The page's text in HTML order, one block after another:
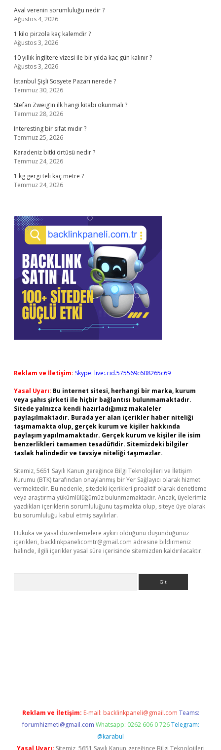
Aval verenin sorumluluğu nedir ?
Ağustos 4, 2026
1 kilo pirzola kaç kalemdir ?
Ağustos 3, 2026
10 yıllık İngiltere vizesi ile bir yılda kaç gün kalınır ?
Ağustos 3, 2026
İstanbul Şişli Sosyete Pazarı nerede ?
Temmuz 30, 2026
Stefan Zweig’in ilk hangi kitabı okunmalı ?
Temmuz 28, 2026
Interesting bir sıfat mıdır ?
Temmuz 25, 2026
Karadeniz bitki örtüsü nedir ?
Temmuz 24, 2026
1 kg gergi teli kaç metre ?
Temmuz 24, 2026
Reklam ve İletişim: Skype: live:.cid.575569c608265c69
Yasal Uyarı: Bu internet sitesi, herhangi bir marka, kurum
veya şahıs şirketi ile hiçbir bağlantısı bulunmamaktadır.
Sitede yalnızca kendi hazırladığımız makaleler
paylaşılmaktadır. Burada yer alan içerikler haber niteliği
taşımamakta olup, gerçek kurum ve kişiler hakkında
paylaşım yapılmamaktadır. Gerçek kurum ve kişiler ile isim
benzerlikleri tamamen tesadüfidir. Sitemizdeki bilgiler
taslak halindedir ve tavsiye niteliği taşımazlar.
Sitemiz, 5651 Sayılı Kanun gereğince Bilgi Teknolojileri ve İletişim
Kurumu (BTK) tarafından onaylanmış bir Yer Sağlayıcı olarak hizmet
vermektedir. Bu nedenle, sitedeki içerikleri proaktif olarak denetleme
veya araştırma yükümlülüğümüz bulunmamaktadır. Ancak, üyelerimiz
yazdıkları içeriklerin sorumluluğunu taşımakta olup, siteye üye olarak
bu sorumluluğu kabul etmiş sayılırlar.
Hukuka ve yasal düzenlemelere aykırı olduğunu düşündüğünüz
içerikleri, backlinkpanelicomtr@gmail.com adresine bildirmeniz
halinde, ilgili içerikler yasal süre içerisinde sitemizden kaldırılacaktır.
Reklam ve İletişim: E-mail: backlinkpaneli@gmail.com Teams:
forumhizmeti@gmail.com Whatsapp: 0262 606 0 726 Telegram:
@karabul
Yasal Uyarı: Sitemiz, 5651 Sayılı Kanun gereğince Bilgi Teknolojileri